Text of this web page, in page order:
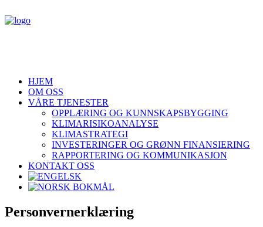
HJEM
OM OSS
VÅRE TJENESTER
OPPLÆRING OG KUNNSKAPSBYGGING
KLIMARISIKOANALYSE
KLIMASTRATEGI
INVESTERINGER OG GRØNN FINANSIERING
RAPPORTERING OG KOMMUNIKASJON
KONTAKT OSS
Personvernerklæring